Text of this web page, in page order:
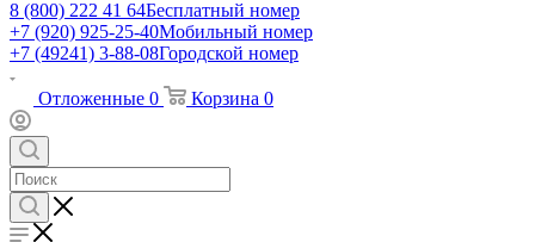
8 (800) 222 41 64Бесплатный номер
+7 (920) 925-25-40Мобильный номер
+7 (49241) 3-88-08Городской номер
Отложенные 0 Корзина 0